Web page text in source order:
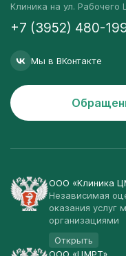
Клиника на ул. Рабочего
+7 (3952) 480-
Мы в ВКонтакте
ООО «Клиника
Независимая
оказания услуг
организациями
Открыть